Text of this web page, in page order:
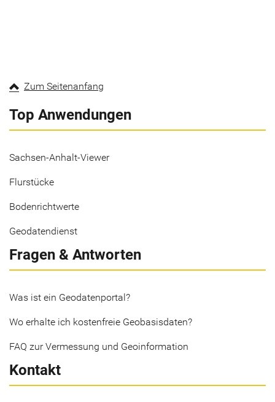
Zum Seitenanfang
Top Anwendungen
Sachsen-Anhalt-Viewer
Flurstücke
Bodenrichtwerte
Geodatendienst
Fragen & Antworten
Was ist ein Geodatenportal?
Wo erhalte ich kostenfreie Geobasisdaten?
FAQ zur Vermessung und Geoinformation
Kontakt